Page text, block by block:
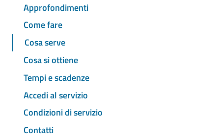
Approfondimenti
Come fare
Cosa serve
Cosa si ottiene
Tempi e scadenze
Accedi al servizio
Condizioni di servizio
Contatti